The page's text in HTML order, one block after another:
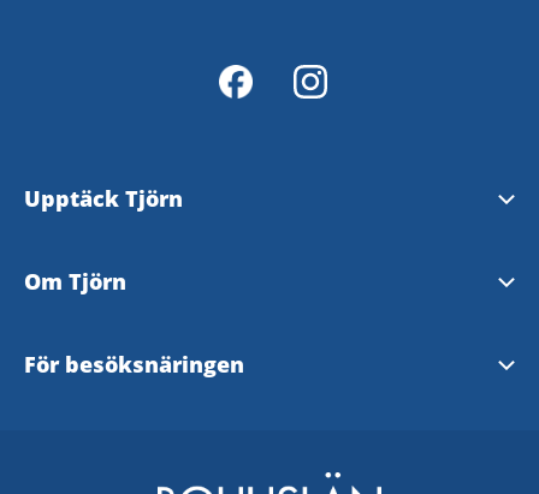
Upptäck Tjörn
Se och göra
Om Tjörn
Välkommen till Tjörn
För besöksnäringen